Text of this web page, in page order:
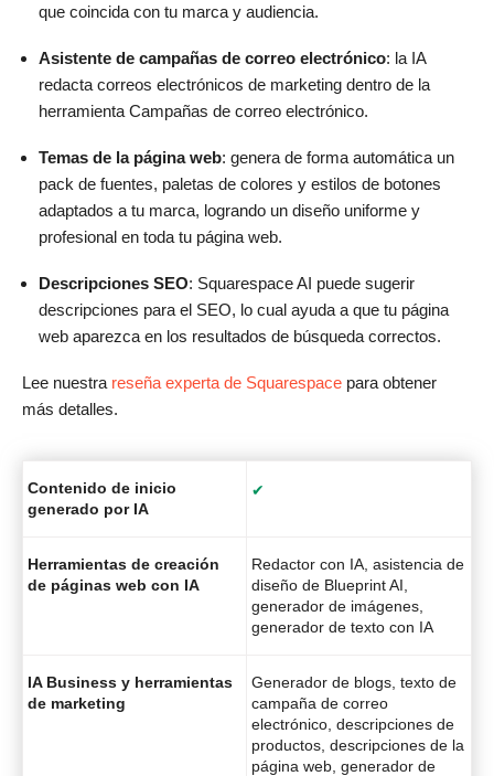
que coincida con tu marca y audiencia.
Asistente de campañas de correo electrónico: la IA
redacta correos electrónicos de marketing dentro de la
herramienta Campañas de correo electrónico.
Temas de la página web: genera de forma automática un
pack de fuentes, paletas de colores y estilos de botones
adaptados a tu marca, logrando un diseño uniforme y
profesional en toda tu página web.
Descripciones SEO: Squarespace AI puede sugerir
descripciones para el SEO, lo cual ayuda a que tu página
web aparezca en los resultados de búsqueda correctos.
Lee nuestra reseña experta de Squarespace para obtener
más detalles.
Contenido de inicio
generado por IA
✔
Herramientas de creación
de páginas web con IA
Redactor con IA, asistencia de
diseño de Blueprint AI,
generador de imágenes,
generador de texto con IA
IA Business y herramientas
de marketing
Generador de blogs, texto de
campaña de correo
electrónico, descripciones de
productos, descripciones de la
página web, generador de